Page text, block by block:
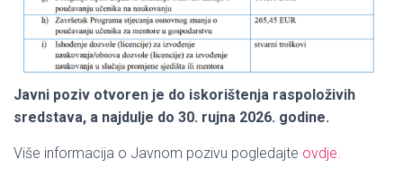
Javni poziv otvoren je do iskorištenja raspoloživih
sredstava, a najdulje do 30. rujna 2026. godine.
Više informacija o Javnom pozivu pogledajte ovdje.